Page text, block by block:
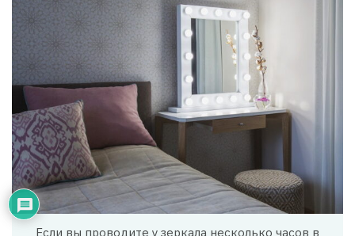
Если вы проводите у зеркала несколько часов в